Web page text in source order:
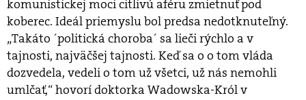
komunistickej moci citlivú aféru zmietnuť pod
koberec. Ideál priemyslu bol predsa nedotknuteľný.
„Takáto ´politická choroba´ sa lieči rýchlo a v
tajnosti, najväčšej tajnosti. Keď sa o o tom vláda
dozvedela, vedeli o tom už všetci, už nás nemohli
umlčať,“ hovorí doktorka Wadowska-Król v